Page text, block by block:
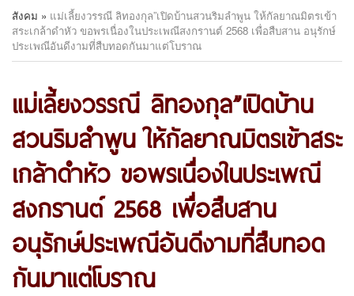
สังคม » แม่เลี้ยงวรรณี ลิทองกุล”เปิดบ้านสวนริมลำพูน ให้กัลยาณมิตรเข้า
สระเกล้าดำหัว ขอพรเนื่องในประเพณีสงกรานต์ 2568 เพื่อสืบสาน อนุรักษ์
ประเพณีอันดีงามที่สืบทอดกันมาแต่โบราณ
แม่เลี้ยงวรรณี ลิทองกุล”เปิดบ้าน
สวนริมลำพูน ให้กัลยาณมิตรเข้าสระ
เกล้าดำหัว ขอพรเนื่องในประเพณี
สงกรานต์ 2568 เพื่อสืบสาน
อนุรักษ์ประเพณีอันดีงามที่สืบทอด
กันมาแต่โบราณ